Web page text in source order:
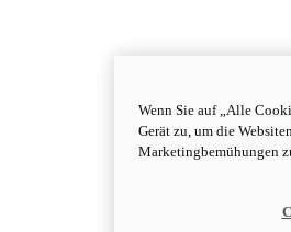
Wenn Sie auf „Alle
Gerät zu, um die
Marketingbemühungen